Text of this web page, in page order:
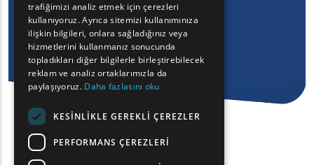
FRENCH
BULGARIAN
GERMAN
trafiğimizi analiz etmek için çerezleri
kullanıyoruz. Ayrıca sitemizi kullanımınıza
ilişkin bilgileri, onlara sağladığınız veya
hizmetlerini kullanmanız sonucunda
topladıkları diğer bilgilerle birleştirebilecek
reklam ve analiz ortaklarımızla da
paylaşıyoruz. Daha fazlasını oku
KESINLIKLE GEREKLI ÇEREZLER
PERFORMANS ÇEREZLERI